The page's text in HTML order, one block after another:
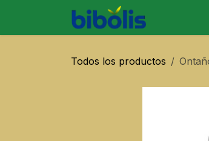
Todos los productos